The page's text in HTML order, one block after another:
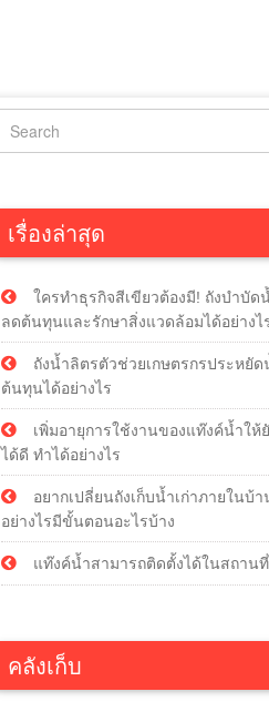
เรื่องล่าสุด
ใครทำธุรกิจสีเขียวต้องมี! ถังบำบัด
ลดต้นทุนและรักษาสิ่งแวดล้อมได้อย่างไ
ถังน้ำลิตรตัวช่วยเกษตรกรประหยัด
ต้นทุนได้อย่างไร
เพิ่มอายุการใช้งานของแท๊งค์น้ำให้
ได้ดี ทำได้อย่างไร
อยากเปลี่ยนถังเก็บน้ำเก่าภายในบ้า
อย่างไรมีขั้นตอนอะไรบ้าง
แท๊งค์น้ำสามารถติดตั้งได้ในสถาน
คลังเก็บ